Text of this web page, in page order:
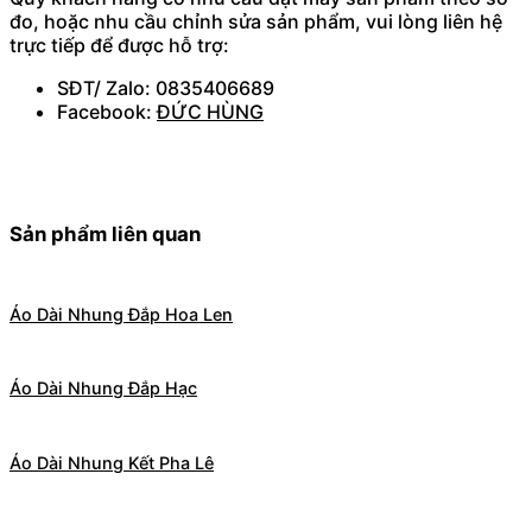
đo, hoặc nhu cầu chỉnh sửa sản phẩm, vui lòng liên hệ
trực tiếp để được hỗ trợ:
SĐT/ Zalo: 0835406689
Facebook:ĐỨC HÙNG
Sản phẩm liên quan
Áo Dài Nhung Đắp Hoa Len
Áo Dài Nhung Đắp Hạc
Áo Dài Nhung Kết Pha Lê